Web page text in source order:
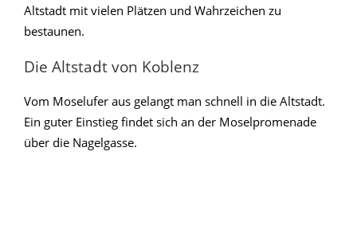
Altstadt mit vielen Plätzen und Wahrzeichen zu
bestaunen.
Die Altstadt von Koblenz
Vom Moselufer aus gelangt man schnell in die Altstadt.
Ein guter Einstieg findet sich an der Moselpromenade
über die Nagelgasse.